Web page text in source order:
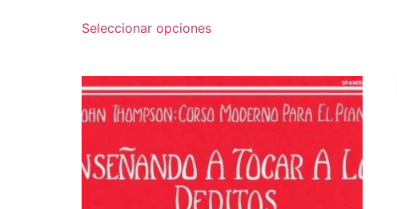
Seleccionar opciones